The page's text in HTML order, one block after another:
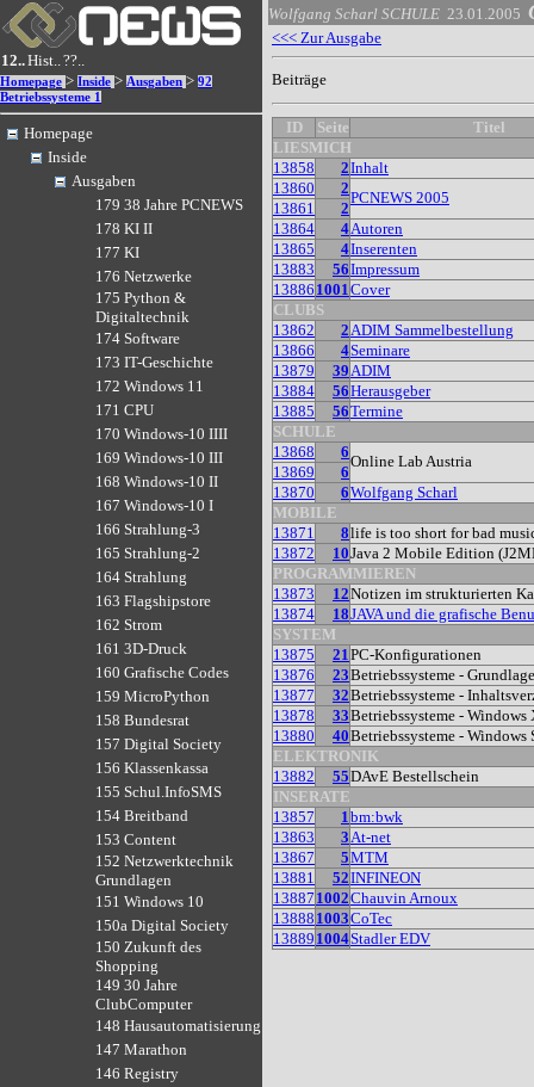
12..Hist..??..
Homepage > Inside > Ausgaben > 92
Betriebssysteme 1
Homepage
Inside
Ausgaben
179 38 Jahre PCNEWS
178 KI II
177 KI
176 Netzwerke
175 Python &
Digitaltechnik
174 Software
173 IT-Geschichte
172 Windows 11
171 CPU
170 Windows-10 IIII
169 Windows-10 III
168 Windows-10 II
167 Windows-10 I
166 Strahlung-3
165 Strahlung-2
164 Strahlung
163 Flagshipstore
162 Strom
161 3D-Druck
160 Grafische Codes
159 MicroPython
158 Bundesrat
157 Digital Society
156 Klassenkassa
155 Schul.InfoSMS
154 Breitband
153 Content
152 Netzwerktechnik
Grundlagen
151 Windows 10
150a Digital Society
150 Zukunft des
Shopping
149 30 Jahre
ClubComputer
148 Hausautomatisierung
147 Marathon
146 Registry
Wolfgang Scharl SCHULE 23.01.2005
<<< Zur Ausgabe
Beiträge
ID Seite
Titel
LIESMICH
13858
2Inhalt
13860
2
PCNEWS 2005
13861
2
13864
4Autoren
13865
4Inserenten
13883
56Impressum
13886 1001Cover
CLUBS
13862
2ADIM Sammelbestellung
13866
4Seminare
13879
39ADIM
13884
56Herausgeber
13885
56Termine
SCHULE
13868
6
Online Lab Austria
13869
6
13870
6Wolfgang Scharl
MOBILE
13871
8life is too short for bad
13872
10Java 2 Mobile Edition
PROGRAMMIEREN
13873
12Notizen im strukturierten
13874
18JAVA und die grafische
SYSTEM
13875
21PC-Konfigurationen
13876
23Betriebssysteme -
13877
32Betriebssysteme -
13878
33Betriebssysteme - Windows
13880
40Betriebssysteme - Windows
ELEKTRONIK
13882
55DAvE Bestellschein
INSERATE
13857
1bm:bwk
13863
3At-net
13867
5MTM
13881
52INFINEON
13887 1002Chauvin Arnoux
13888 1003CoTec
13889 1004Stadler EDV